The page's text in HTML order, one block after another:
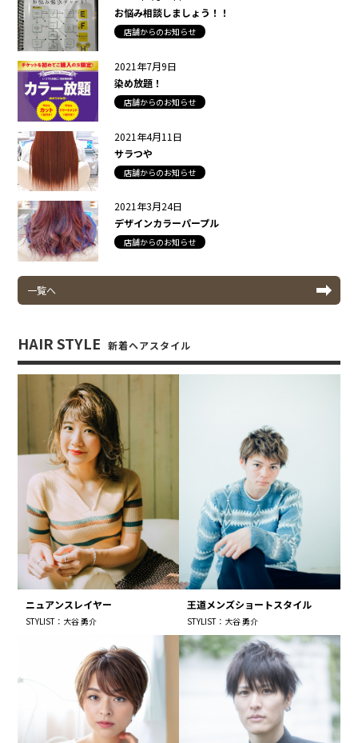
一覧へ
お悩み相談しましょう！！
店舗からのお知らせ
2021年7月9日
染め放題！
店舗からのお知らせ
2021年4月11日
サラつや
店舗からのお知らせ
2021年3月24日
デザインカラーパープル
店舗からのお知らせ
HAIR STYLE 新着ヘアスタイル
ニュアンスレイヤー
STYLIST：大谷 勇介
王道メンズショートスタイル
STYLIST：大谷 勇介